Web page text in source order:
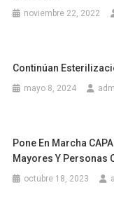
noviembre 22, 2022
Continúan
mayo 8, 2024
Pone En Marcha
Mayores Y Personas
octubre 18, 2023